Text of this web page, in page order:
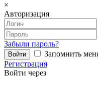
×
Авторизация
Забыли пароль?
Запомнить
Регистрация
Войти через